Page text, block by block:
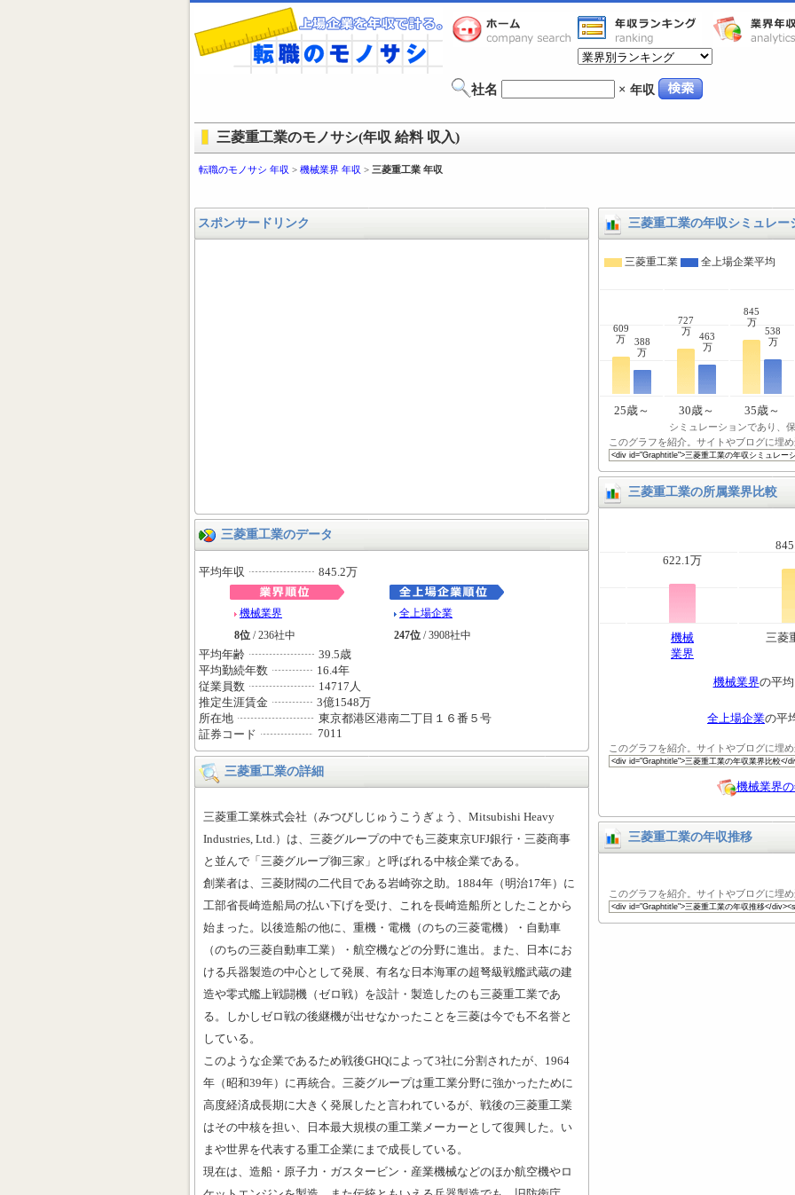
社名 × 年収
三菱重工業のモノサシ(年収 給料 収入)
転職のモノサシ 年収 > 機械業界 年収 > 三菱重工業 年収
スポンサードリンク
三菱重工業のデータ
平均年収 845.2万
機械業界
8位 / 236社中
全上場企業
247位 / 3908社中
平均年齢
39.5歳
平均勤続年数
16.4年
従業員数
14717人
推定生涯賃金
3億1548万
所在地
東京都港区港南二丁目１６番５号
証券コード
7011
三菱重工業の詳細
三菱重工業株式会社（みつびしじゅうこうぎょう、Mitsubishi Heavy
Industries, Ltd.）は、三菱グループの中でも三菱東京UFJ銀行・三菱商事
と並んで「三菱グループ御三家」と呼ばれる中核企業である。
創業者は、三菱財閥の二代目である岩崎弥之助。1884年（明治17年）に
工部省長崎造船局の払い下げを受け、これを長崎造船所としたことから
始まった。以後造船の他に、重機・電機（のちの三菱電機）・自動車
（のちの三菱自動車工業）・航空機などの分野に進出。また、日本にお
ける兵器製造の中心として発展、有名な日本海軍の超弩級戦艦武蔵の建
造や零式艦上戦闘機（ゼロ戦）を設計・製造したのも三菱重工業であ
る。しかしゼロ戦の後継機が出せなかったことを三菱は今でも不名誉と
している。
このような企業であるため戦後GHQによって3社に分割されたが、1964
年（昭和39年）に再統合。三菱グループは重工業分野に強かったために
高度経済成長期に大きく発展したと言われているが、戦後の三菱重工業
はその中核を担い、日本最大規模の重工業メーカーとして復興した。い
まや世界を代表する重工企業にまで成長している。
現在は、造船・原子力・ガスタービン・産業機械などのほか航空機やロ
三菱重工業の年収シミュレー
三菱重工業 全上場企業平均
609
万
388
万
727
万
463
万
845
万
538
万
25歳～ 30歳～ 35歳～
シミュレーションであり、
このグラフを紹介。サイトやブログに埋
三菱重工業の所属業界比較
622.1万
機械
業界
三菱
機械業界の平
全上場企業の平
このグラフを紹介。サイトやブログに埋
機械業界
三菱重工業の年収推移
このグラフを紹介。サイトやブログに埋